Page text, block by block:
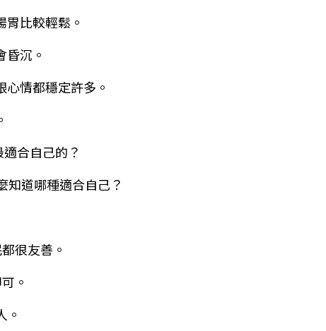
比較輕鬆。
沉。
情都穩定許多。
合自己的？
知道哪種適合自己？
很友善。
。
。